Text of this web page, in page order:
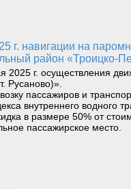
район «Троицко-
г. осуществления
Русаново)».
пассажиров и
внутреннего
в размере 50% от
пассажирское место.